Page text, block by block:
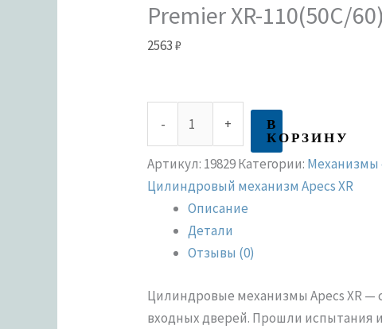
Premier XR-110(50C/
2563₽
- + В
КОРЗИНУ
Артикул: 19829Категории: Механизмы
Цилиндровый механизм Apecs XR
Описание
Детали
Отзывы (0)
Цилиндровые механизмы Apecs XR —
входных дверей. Прошли испытания и